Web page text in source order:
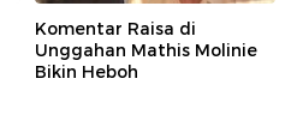
Komentar Raisa di
Unggahan Mathis Molinie
Bikin Heboh